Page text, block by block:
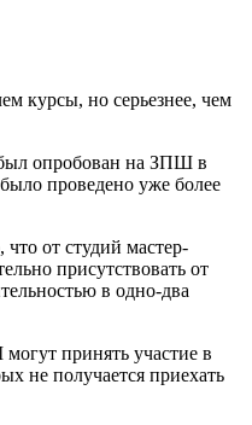
курсы, но серьезнее, чем
опробован на ЗПШ в
проведено уже более
от студий мастер-
присутствовать от
в одно-два
принять участие в
не получается приехать